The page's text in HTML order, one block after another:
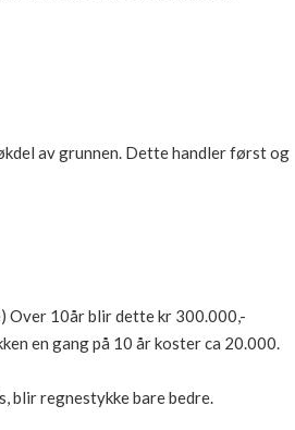
av grunnen. Dette handler først og
Over 10år blir dette kr 300.000,-
en gang på 10 år koster ca 20.000.
blir regnestykke bare bedre.